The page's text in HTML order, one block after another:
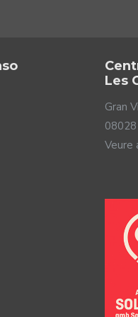
sense fil
i el carregador es
auditiva més
Les
Gran
Veure